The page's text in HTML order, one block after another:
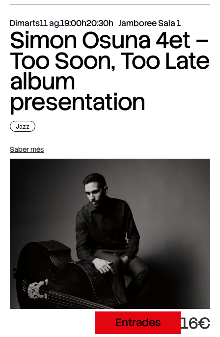
Dimarts11 ag.19:00h20:30h Jamboree Sala 1
Simon Osuna 4et –
Too Soon, Too Late
album
presentation
Jazz
Saber més
Entrades 16€